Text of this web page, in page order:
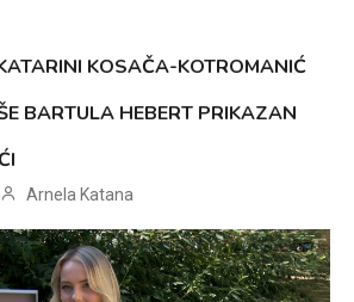
KOSAČA-KOTROMANIĆ
BARTULA HEBERT PRIKAZAN
Arnela Katana